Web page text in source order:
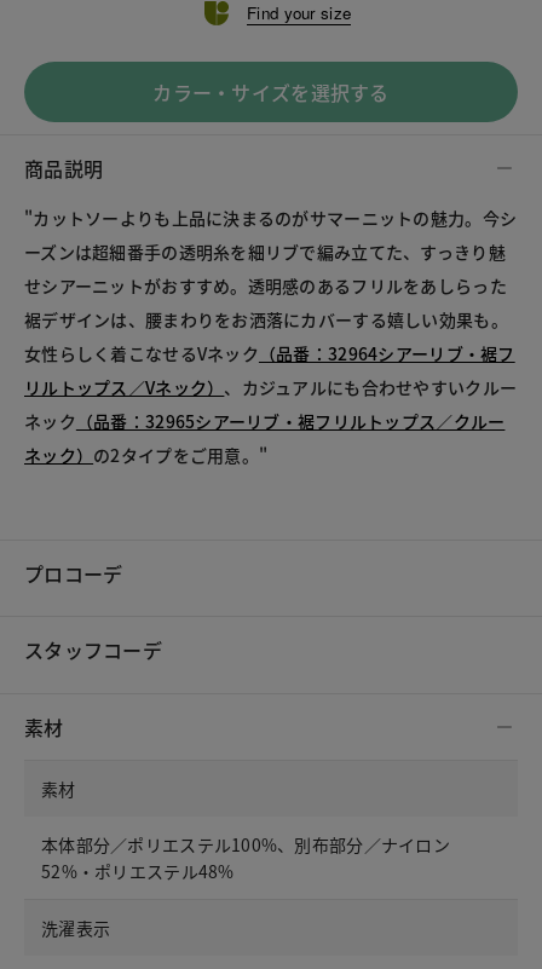
Find your size
カラー・サイズを選択する
商品説明
"カットソーよりも上品に決まるのがサマーニットの魅力。今シ
ーズンは超細番手の透明糸を細リブで編み立てた、すっきり魅
せシアーニットがおすすめ。透明感のあるフリルをあしらった
裾デザインは、腰まわりをお洒落にカバーする嬉しい効果も。
女性らしく着こなせるVネック （品番：32964シアーリブ・裾フ
リルトップス／Vネック） 、カジュアルにも合わせやすいクルー
ネック （品番：32965シアーリブ・裾フリルトップス／クルー
ネック） の2タイプをご用意。"
プロコーデ
スタッフコーデ
素材
素材
本体部分／ポリエステル100%、別布部分／ナイロン
52%・ポリエステル48%
洗濯表示